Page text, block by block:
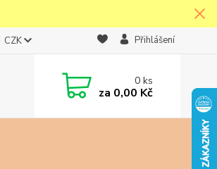
CZK Přihlášení
0ks
za 0,00 Kč